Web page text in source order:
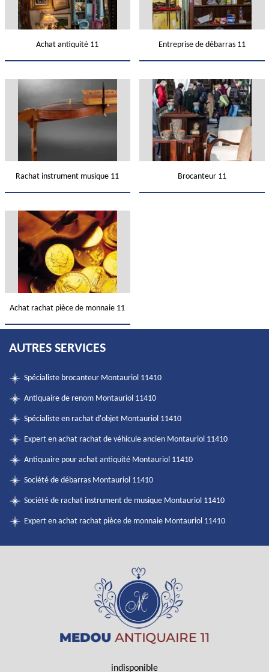
Achat antiquité 11 Entreprise de débarras 11
Rachat instrument musique 11 Brocanteur 11
Achat rachat pièce de monnaie 11
AUTRES SERVICES
Spécialiste brocanteur Montauriol 11410
Antiquaire de renom Montauriol 11410
Spécialiste en rachat d'objet Montauriol 11410
Expert en achat rachat de véhicule ancien Montauriol 11410
Antiquaire pour achat antiquité Montauriol 11410
Société de débarras Montauriol 11410
Société de rachat instrument de musique Montauriol 11410
Expert en achat rachat pièce de monnaie Montauriol 11410
indisponible